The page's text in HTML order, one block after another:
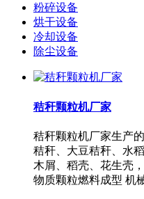
粉碎设备
烘干设备
冷却设备
除尘设备
秸秆颗粒机厂家
秸秆颗粒机厂家生产
秸秆、大豆秸秆、水
木屑、稻壳、花生壳
物质颗粒燃料成型 机